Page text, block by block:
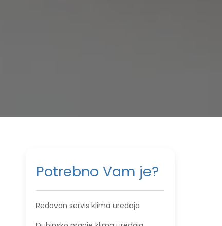
Potrebno Vam je?
Redovan servis klima uređaja